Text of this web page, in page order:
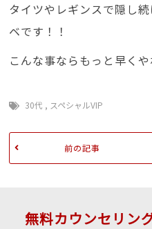
タイツやレギンスで隠し
ベです！！
こんな事ならもっと早く
30代 , スペシャルVIP
前の記事
無料カウンセリン